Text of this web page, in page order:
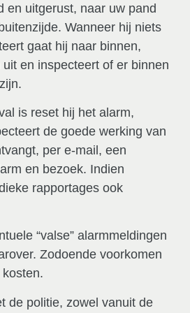
en uitgerust, naar uw pand
Wanneer hij niets
gaat hij naar binnen,
en inspecteert of er binnen
is reset hij het alarm,
de goede werking van
per e-mail, een
en bezoek. Indien
rapportages ook
“valse” alarmmeldingen
Zodoende voorkomen
de politie, zowel vanuit de